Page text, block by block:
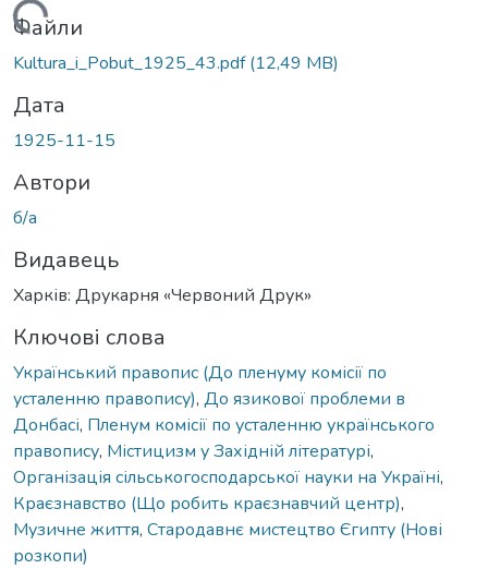
Вантажиться...
Файли
Kultura_i_Pobut_1925_43.pdf(12,49 MB)
Дата
1925-11-15
Автори
б/а
Видавець
Харків: Друкарня «Червоний Друк»
Ключові слова
Український правопис (До пленуму комісії по
усталенню правопису), До язикової проблеми в
Донбасі, Пленум комісії по усталенню українського
правопису, Містицизм у Західній літературі,
Організація сільськогосподарської науки на Україні,
Краєзнавство (Що робить краєзнавчий центр),
Музичне життя, Стародавнє мистецтво Єгипту (Нові
розкопи)